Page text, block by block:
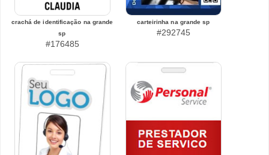
crachá de identificação na grande
sp
#176485
carteirinha na grande sp
#292745